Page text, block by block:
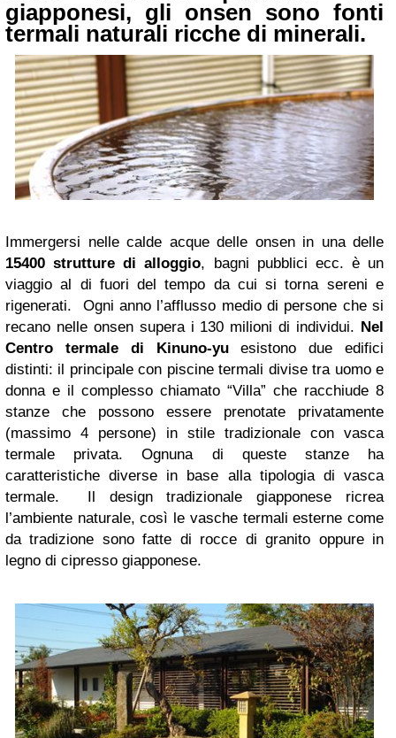
giapponesi, gli onsen sono fonti
termali naturali ricche di minerali.
Immergersi nelle calde acque delle onsen in una delle
15400 strutture di alloggio, bagni pubblici ecc. è un
viaggio al di fuori del tempo da cui si torna sereni e
rigenerati. Ogni anno l’afflusso medio di persone che si
recano nelle onsen supera i 130 milioni di individui. Nel
Centro termale di Kinuno-yuesistono due edifici
distinti: il principale con piscine termali divise tra uomo e
donna e il complesso chiamato “Villa” che racchiude 8
stanze che possono essere prenotate privatamente
(massimo 4 persone) in stile tradizionale con vasca
termale privata. Ognuna di queste stanze ha
caratteristiche diverse in base alla tipologia di vasca
termale. Il design tradizionale giapponese ricrea
l’ambiente naturale, così le vasche termali esterne come
da tradizione sono fatte di rocce di granito oppure in
legno di cipresso giapponese.